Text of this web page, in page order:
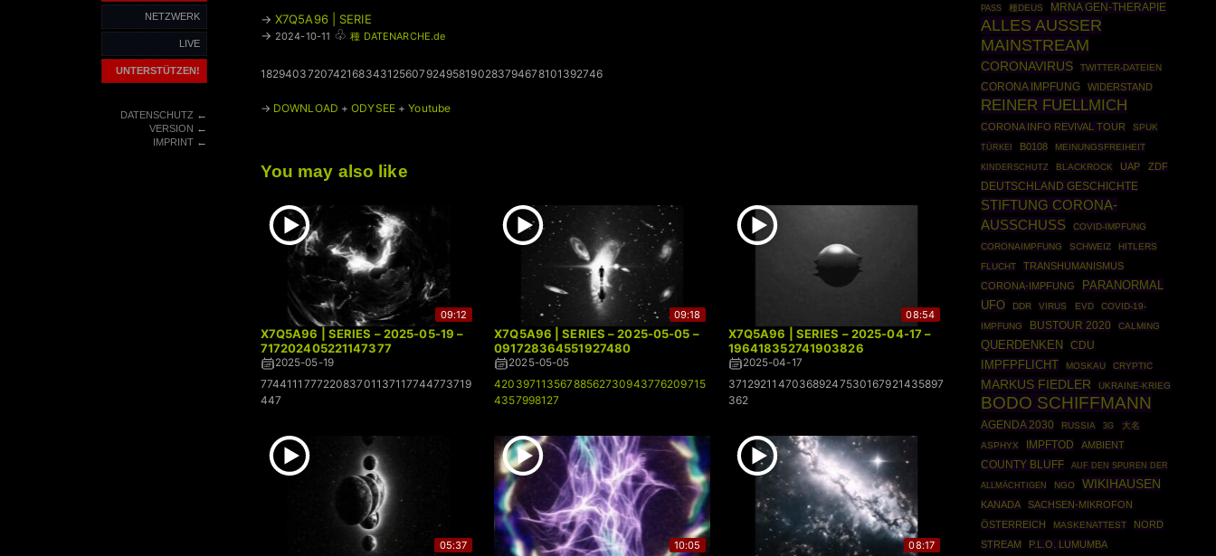
NETZWERK
LIVE
UNTERSTÜTZEN!
DATENSCHUTZ←
VERSION ←
IMPRINT←
→ X7Q5A96 | SERIE
→ 2024-10-11 ♧ 種 DATENARCHE.de
1829403720742168343125607924958190283794678101392746
→ DOWNLOAD +ODYSEE+Youtube
You may also like
09:12
X7Q5A96 | SERIES – 2025-05-19 –
717202405221147377
2025-05-19
774411177722083701137117744773719
447
09:18
X7Q5A96 | SERIES – 2025-05-05 –
091728364551927480
2025-05-05
42039711356788562730943776209715
4357998127
08:54
X7Q5A96 | SERIES – 2025-04-17 –
196418352741903826
2025-04-17
371292114703689247530167921435897
362
05:37 10:05 08:17
PASS 種DEUS MRNA GEN-THERAPIE
ALLES AUSSER
MAINSTREAM
CORONAVIRUS TWITTER-DATEIEN
CORONA IMPFUNG WIDERSTAND
REINER FUELLMICH
CORONA INFO REVIVAL TOUR
SPUK
TÜRKEI
B0108 MEINUNGSFREIHEIT
KINDERSCHUTZ BLACKROCK UAP ZDF
DEUTSCHLAND GESCHICHTE
STIFTUNG CORONA-
AUSSCHUSS
COVID-IMPFUNG
CORONAIMPFUNG
SCHWEIZ
HITLERS
FLUCHT
TRANSHUMANISMUS
CORONA-IMPFUNG
PARANORMAL
UFO
DDR VIRUS EVD
COVID-19-
IMPFUNG
BUSTOUR 2020 CALMING
QUERDENKEN CDU
IMPFPFLICHT MOSKAU CRYPTIC
MARKUS FIEDLER UKRAINE-KRIEG
BODO SCHIFFMANN
AGENDA 2030 RUSSIA 3G
大名
ASPHYX
IMPFTOD AMBIENT
COUNTY BLUFF AUF DEN SPUREN DER
ALLMÄCHTIGEN NGO WIKIHAUSEN
KANADA
SACHSEN-MIKROFON
ÖSTERREICH
MASKENATTEST
NORD
STREAM
P.L.O. LUMUMBA